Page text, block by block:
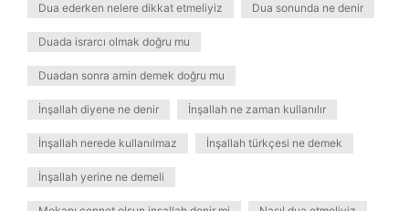
Dua ederken nelere dikkat etmeliyiz Dua sonunda ne denir
Duada israrcı olmak doğru mu
Duadan sonra amin demek doğru mu
İnşallah diyene ne denir İnşallah ne zaman kullanılır
İnşallah nerede kullanılmaz İnşallah türkçesi ne demek
İnşallah yerine ne demeli